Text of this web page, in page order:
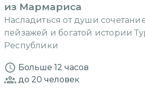
из Мармариса
Насладиться от души
пейзажей и богатой истории
Республики
Больше 12 часов
до 20 человек